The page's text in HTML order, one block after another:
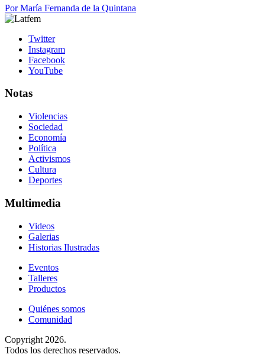
PorMaría Fernanda de la Quintana
Twitter
Instagram
Facebook
YouTube
Notas
Violencias
Sociedad
Economía
Política
Activismos
Cultura
Deportes
Multimedia
Videos
Galerias
Historias Ilustradas
Eventos
Talleres
Productos
Quiénes somos
Comunidad
Copyright 2026.
Todos los derechos reservados.